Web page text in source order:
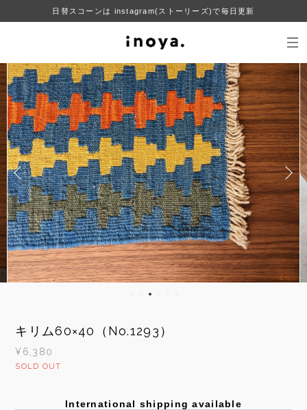
日替スコーンは instagram(ストーリーズ)で毎日更新
キリム60×40（No.1293）
¥6,380
SOLD OUT
International shipping available